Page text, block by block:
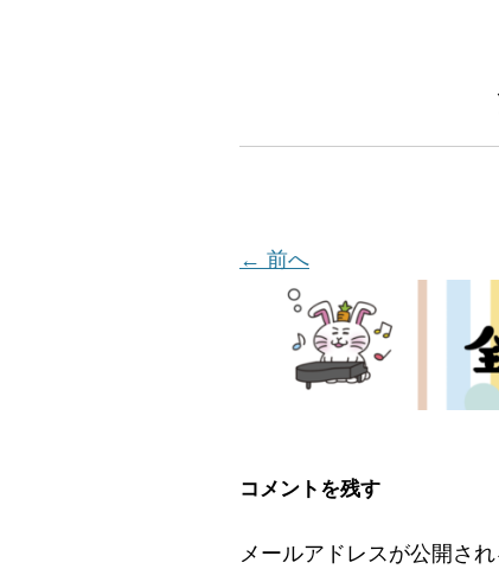
← 前へ
コメントを残す
メールアドレスが公開され